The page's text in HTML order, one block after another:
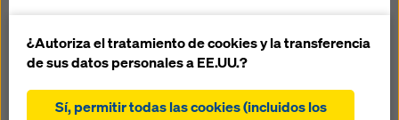
suministra cementos y servicios en el Perú, apoyando el
nuestro sitio web (cookies funcionales y
estadísticas)
utilizar la tienda online de Doka (cookies
¿Autoriza el tratamiento de cookies y la transferencia
de sus datos personales a EE.UU.?
Sí, permitir todas las cookies (incluidos los